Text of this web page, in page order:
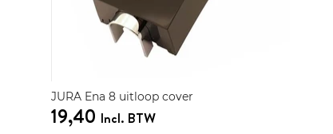
JURA Ena 8 uitloop cover
19,40 Incl. BTW